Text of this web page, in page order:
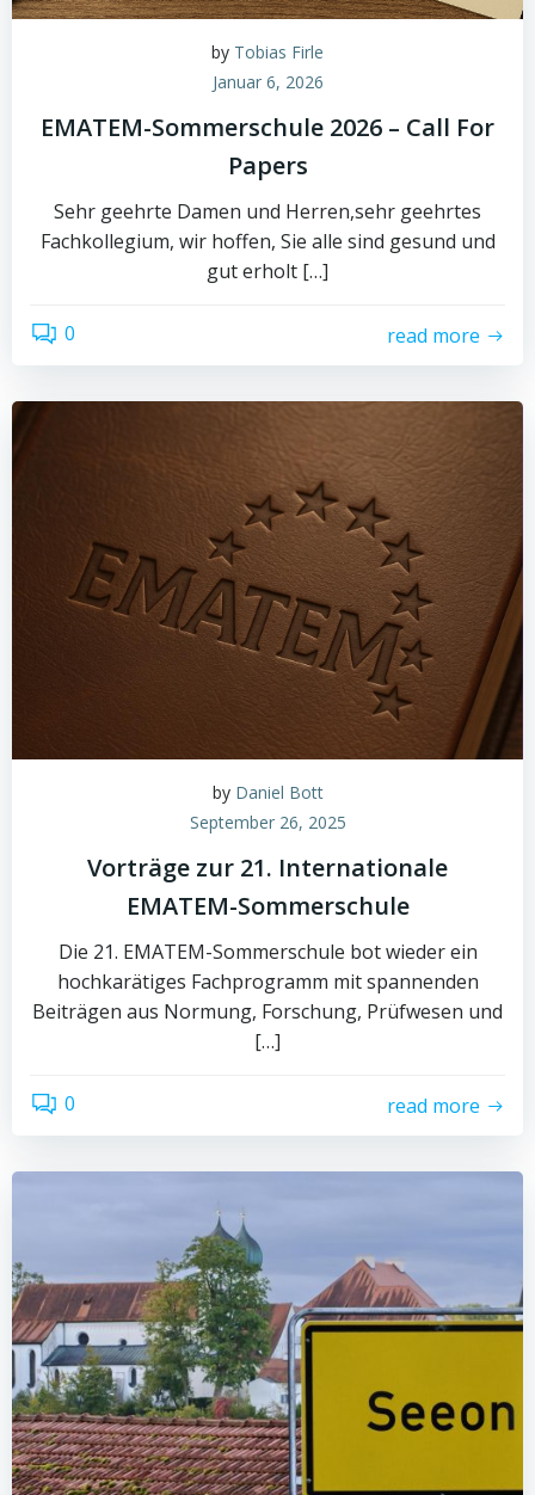
by Tobias Firle
Januar 6, 2026
EMATEM-Sommerschule 2026 – Call For
Papers
Sehr geehrte Damen und Herren,sehr geehrtes
Fachkollegium, wir hoffen, Sie alle sind gesund und
gut erholt […]
0 read more
by Daniel Bott
September 26, 2025
Vorträge zur 21. Internationale
EMATEM-Sommerschule
Die 21. EMATEM-Sommerschule bot wieder ein
hochkarätiges Fachprogramm mit spannenden
Beiträgen aus Normung, Forschung, Prüfwesen und
[…]
0 read more